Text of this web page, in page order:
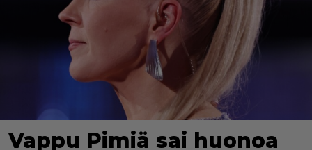
Vappu Pimiä sai huonoa